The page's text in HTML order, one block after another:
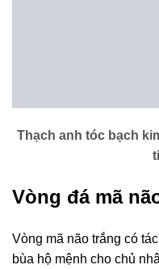
Thạch anh tóc bạch
Vòng đá mã
Vòng mã não trắng có
bùa hộ mệnh cho chủ